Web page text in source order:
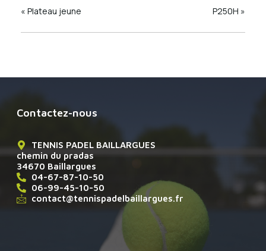
« Plateau jeune P250H »
Contactez-nous
TENNIS PADEL BAILLARGUES
chemin du pradas
34670 Baillargues
04-67-87-10-50
06-99-45-10-50
contact@tennispadelbaillargues.fr